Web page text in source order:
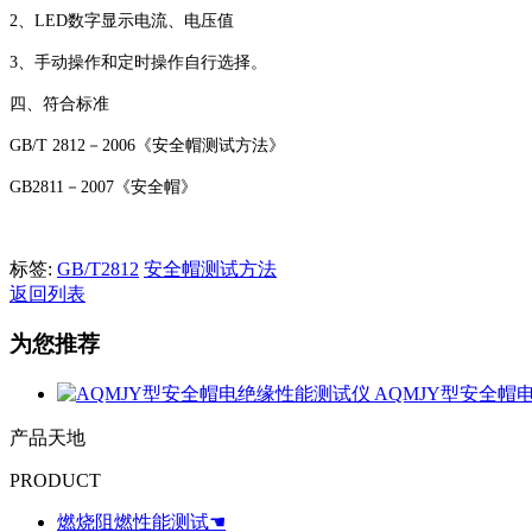
2、LED数字显示电流、电压值
3、手动操作和定时操作自行选择。
四、符合标准
GB/T 2812－2006《安全帽测试方法》
GB2811－2007《安全帽》
标签: GB/T2812 安全帽测试方法
返回列表
为您推荐
AQMJY型安全帽
产品天地
PRODUCT
燃烧阻燃性能测试☚